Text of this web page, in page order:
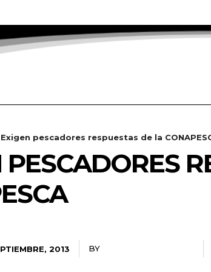
Exigen pescadores respuestas de la
PESCADORES
2013 BY